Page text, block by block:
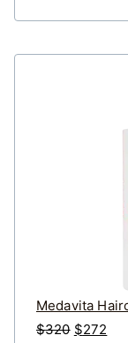
Medavita
$320 原
$272